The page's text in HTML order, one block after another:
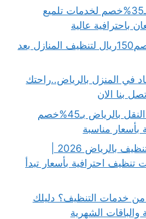
شركة جلي بلاط الخرج بـ35%خصم لخدمات تلميع
باحترافية عالية
شركة تنظيف بشقراء خصم150ريال لتنظيف المنازل بعد
المنزل بالرياض..راحتك
بنا الان
أفضل شركة تنظيف بعد النقل بالرياض بـ45%خصم
بأسعار مناسبة
احترافية بأسعار تبدأ
توفر حتى 50% من خدمات التنظيف؟ دليلك
الشهرية